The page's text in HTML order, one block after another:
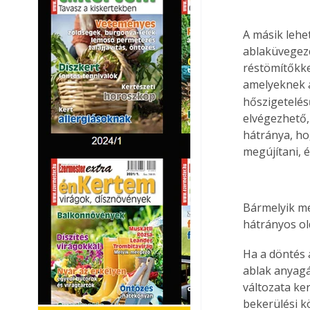
A másik
amelyeknek
hátránya,
megújítani,
Bármelyik
hátrányos
Ha a
ablak
változata
bekerülési